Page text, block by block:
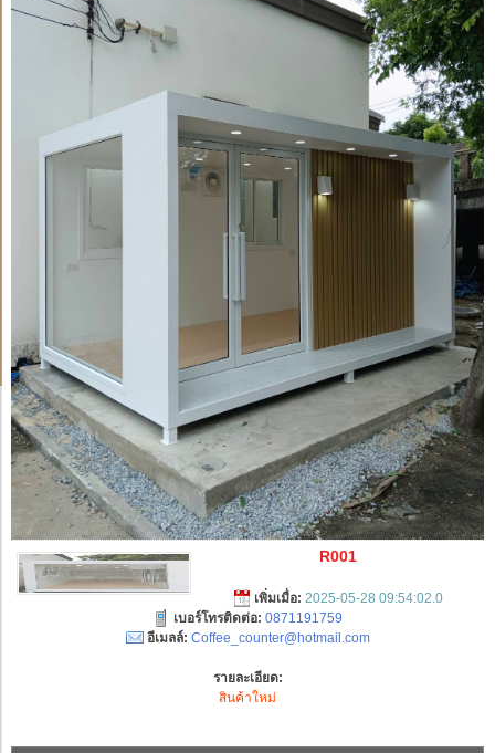
R001
เพิ่มเมื่อ: 2025-05-28 09:54:02.0
เบอร์โทรติดต่อ: 0871191759
อีเมลล์: Coffee_counter@hotmail.com
รายละเอียด:
สินค้าใหม่